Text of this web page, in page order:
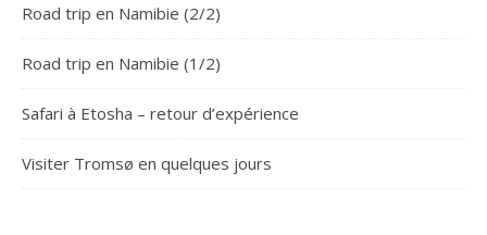
Road trip en Namibie (2/2)
Road trip en Namibie (1/2)
Safari à Etosha – retour d’expérience
Visiter Tromsø en quelques jours